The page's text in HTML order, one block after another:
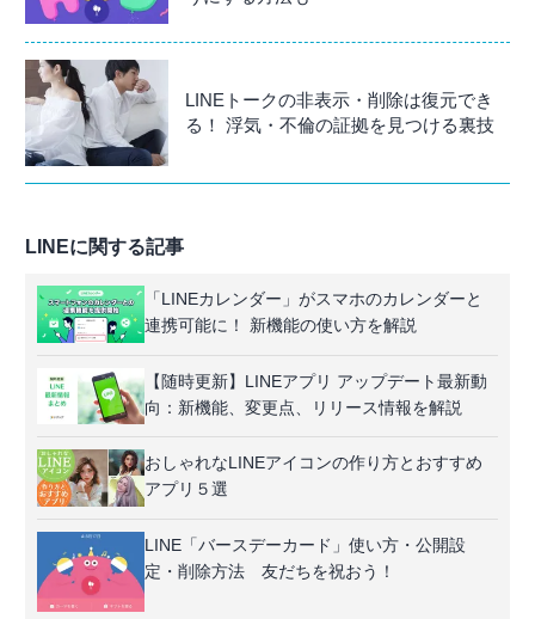
LINEトークの非表示・削除は復元でき
る！ 浮気・不倫の証拠を見つける裏技
LINEに関する記事
「LINEカレンダー」がスマホのカレンダーと
連携可能に！ 新機能の使い方を解説
【随時更新】LINEアプリ アップデート最新動
向：新機能、変更点、リリース情報を解説
おしゃれなLINEアイコンの作り方とおすすめ
アプリ５選
LINE「バースデーカード」使い方・公開設
定・削除方法 友だちを祝おう！